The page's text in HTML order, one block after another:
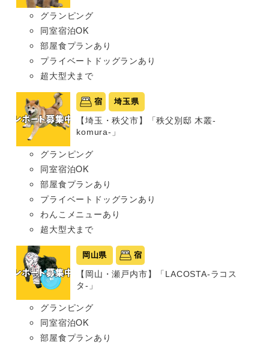
グランピング
同室宿泊OK
部屋食プランあり
プライベートドッグランあり
超大型犬まで
宿 埼玉県
【埼玉・秩父市】「秩父別邸 木叢-
komura-」
グランピング
同室宿泊OK
部屋食プランあり
プライベートドッグランあり
わんこメニューあり
超大型犬まで
岡山県 宿
【岡山・瀬戸内市】「LACOSTA-ラコス
タ-」
グランピング
同室宿泊OK
部屋食プランあり